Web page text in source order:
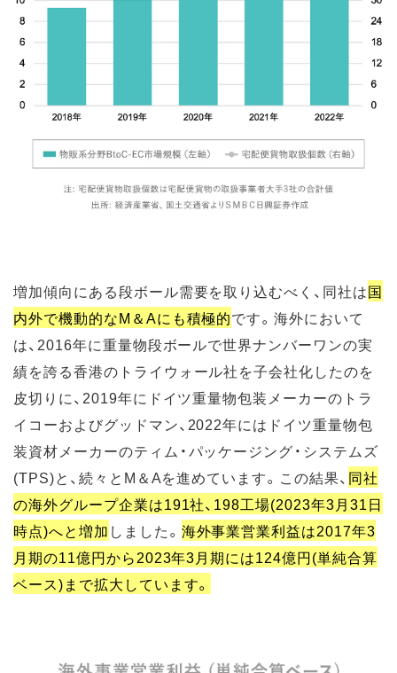
増加傾向にある段ボール需要を取り込むべく、同社は国
内外で機動的なM＆Aにも積極的です。海外において
は、2016年に重量物段ボールで世界ナンバーワンの実
績を誇る香港のトライウォール社を子会社化したのを
皮切りに、2019年にドイツ重量物包装メーカーのトラ
イコーおよびグッドマン、2022年にはドイツ重量物包
装資材メーカーのティム・パッケージング・システムズ
(TPS)と、続々とM＆Aを進めています。この結果、 同社
の海外グループ企業は191社、198工場(2023年3月31日
時点)へと増加 しました。 海外事業営業利益は2017年3
月期の11億円から2023年3月期には124億円(単純合算
ベース)まで拡大しています。